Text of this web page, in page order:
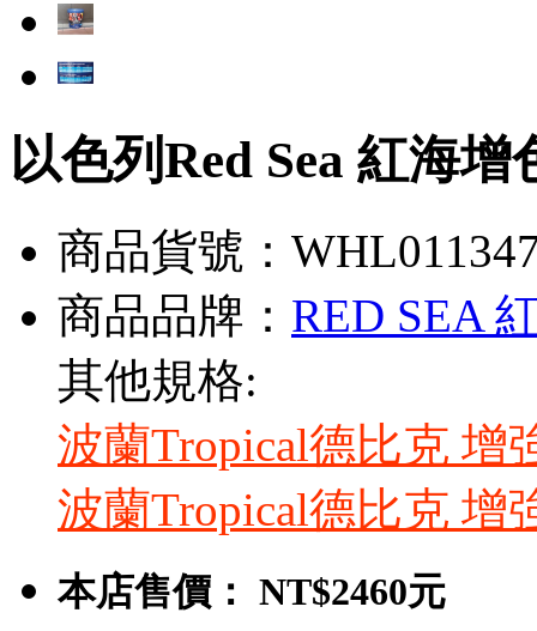
以色列Red Sea 紅海增
商品貨號：
商品品牌： RED SEA
其他規格:
波蘭Tropical德比克 增
波蘭Tropical德比克 增
本店售價： NT$2460元